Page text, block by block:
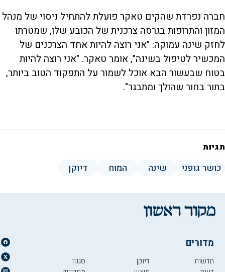
חברה נפרדת שהקים טאקר פועלת להתחיל ניסוי של מנהל
המזון והתרופות בגרסה צרכנית של הכובע שלו, שמטרתו
לחזק שינה עמוקה: "אני רוצה להיות אחד הצרכנים של
המכשיר לטיפול בשינה", אומר טאקר. "אני רוצה להיות
בטוח שבעשור הבא אוכל לשמור על התפקוד הטוב ביותר,
בתור בחור שהולך ומתבגר".
תגיות
כושר גופני שינה המוח דיוקן
מדורים
חדשות
דיוקן
סגנון